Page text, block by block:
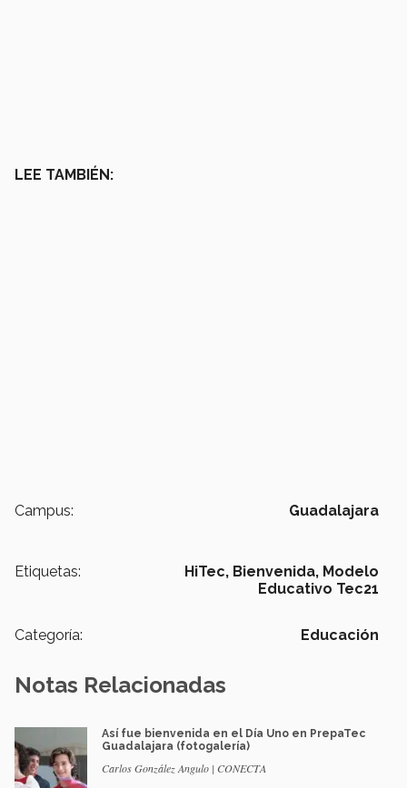
LEE TAMBIÉN:
Campus: Guadalajara
Etiquetas: HiTec, Bienvenida, Modelo
Educativo Tec21
Categoría: Educación
Notas Relacionadas
Así fue bienvenida en el Día Uno en PrepaTec
Guadalajara (fotogalería)
Carlos González Angulo | CONECTA